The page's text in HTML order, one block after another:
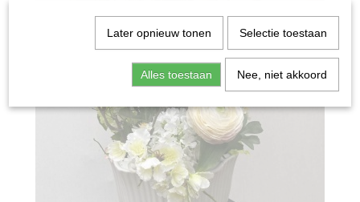
Later opnieuw tonen Selectie toestaan
Alles toestaan Nee, niet akkoord